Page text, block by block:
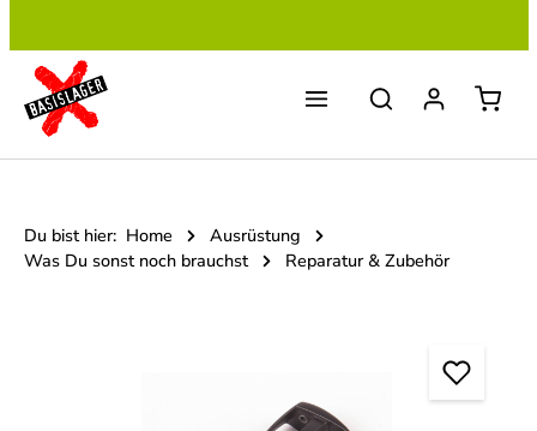
Du bist hier: Home
Ausrüstung
Was Du sonst noch brauchst
Reparatur & Zubehör